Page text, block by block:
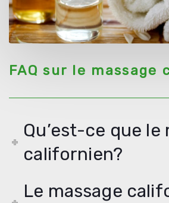
FAQ sur le
Qu’est-ce que le
californien?
Le massage